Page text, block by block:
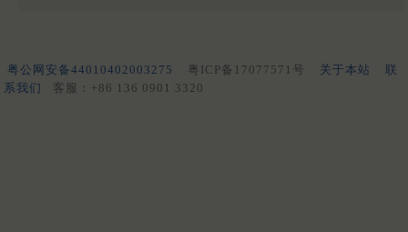
粤公网安备44010402003275 粤ICP备17077571号 关于本站
联
系我们
客服：+86 136 0901 3320